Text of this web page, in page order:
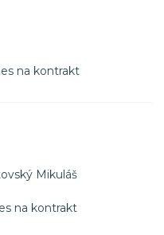
na kontrakt
Mikuláš
na kontrakt